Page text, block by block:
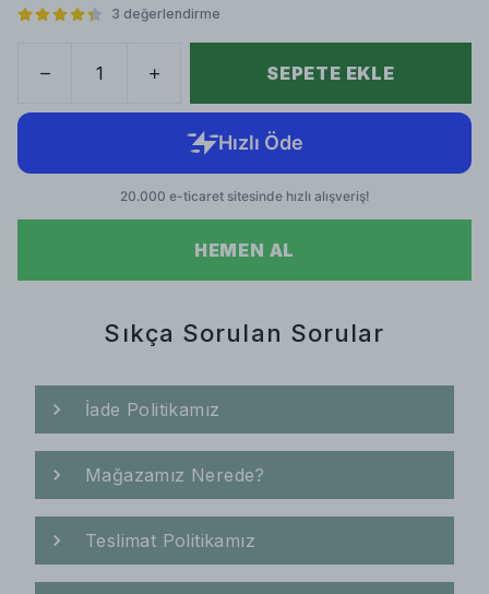
3 değerlendirme
SEPETE EKLE
HEMEN AL
Sıkça Sorulan Sorular
İade Politikamız
Mağazamız Nerede?
Teslimat Politikamız